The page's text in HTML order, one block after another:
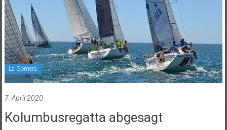
La Gomera
7. April 2020
Kolumbusregatta abgesagt